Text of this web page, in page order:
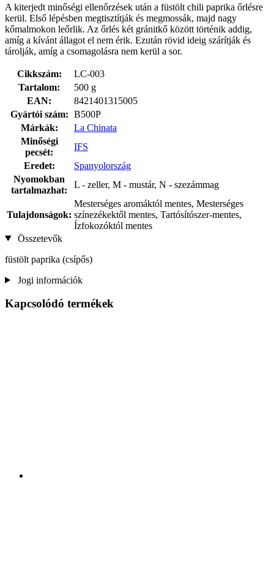
A kiterjedt minőségi ellenőrzések után a füstölt chili paprika őrlésre
kerül. Első lépésben megtisztítják és megmossák, majd nagy
kőmalmokon leőrlik. Az őrlés két gránitkő között történik addig,
amíg a kívánt állagot el nem érik. Ezután rövid ideig szárítják és
tárolják, amíg a csomagolásra nem kerül a sor.
Cikkszám:
LC-003
Tartalom:
500 g
EAN:
8421401315005
Gyártói szám: B500P
Márkák:
La Chinata
Minőségi
pecsét:
IFS
Eredet:
Spanyolország
Nyomokban
tartalmazhat:
L - zeller, M - mustár, N - szezámmag
Tulajdonságok:
Mesterséges aromáktól mentes, Mesterséges
színezékektől mentes, Tartósítószer-mentes,
Ízfokozóktól mentes
Összetevők
füstölt paprika (csípős)
Jogi információk
Kapcsolódó termékek